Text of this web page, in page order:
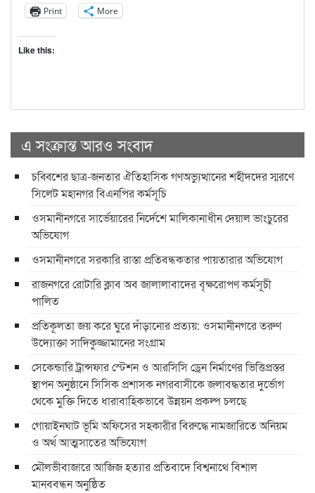
Print More
Like this:
এ সংক্রান্ত আরও সংবাদ
চব্বিশের ছাত্র-জনতার ঐতিহাসিক গণঅভ্যুত্থানের শহীদদের স্মরণে
সিলেট মহানগর বিএনপির কর্মসূচি
ওসমানীনগরে সার্ভেয়ারের নির্দেশে মালিকানাধীন দেয়াল ভাংচুরের
অভিযোগ
ওসমানীনগরে সরকারি রাস্তা প্রতিবন্ধকতার পায়তারার অভিযোগ
রাজনগরে রোটারি ক্লাব অব জালালাবাদের বৃক্ষরোপণ কর্মসূচী
পালিত
প্রতিকূলতা জয় করে ঘুরে দাঁড়ানোর প্রত্যয়: ওসমানীনগরে তরুণ
উদ্যোক্তা সাদিকুজ্জামানের সংগ্রাম
সেকেন্ডারি ট্রান্সফার স্টেশন ও আরসিসি ড্রেন নির্মাণের ভিত্তিপ্রস্তর
স্থাপন অনুষ্ঠানে সিসিক প্রশাসক নগরবাসীকে জলাবদ্ধতার দুর্ভোগ
থেকে মুক্তি দিতে ধারাবাহিকভাবে উন্নয়ন প্রকল্প চলছে
গোয়াইনঘাট ভূমি অফিসের সহকারীর বিরুদ্ধে নামজারিতে অনিয়ম
ও অর্থ আত্মসাতের অভিযোগ
মৌলভীবাজারে আজিজ হত্যার প্রতিবাদে বিশ্বনাথে বিশাল
মানববন্ধন অনুষ্ঠিত